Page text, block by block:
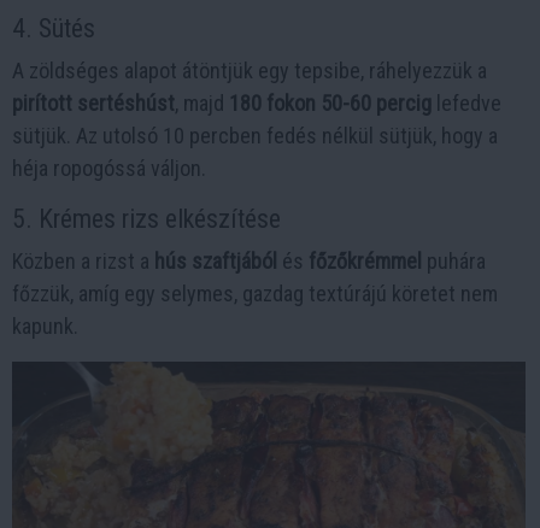
4. Sütés
A zöldséges alapot átöntjük egy tepsibe, ráhelyezzük a
pirított sertéshúst, majd 180 fokon 50-60 percig lefedve
sütjük. Az utolsó 10 percben fedés nélkül sütjük, hogy a
héja ropogóssá váljon.
5. Krémes rizs elkészítése
Közben a rizst a hús szaftjából és főzőkrémmel puhára
főzzük, amíg egy selymes, gazdag textúrájú köretet nem
kapunk.